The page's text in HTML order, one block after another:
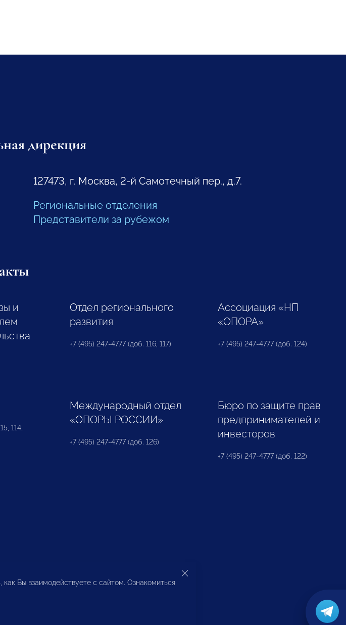
дирекция
127473, г. Москва, 2-й Самотечный пер., д.7.
Региональные отделения
Представители за рубежом
и
Отдел регионального
развития
+7 (495) 247-4777 (доб. 116, 117)
Ассоциация «НП
«ОПОРА»
+7 (495) 247-4777 (доб. 124)
114,
Международный отдел
«ОПОРЫ РОССИИ»
+7 (495) 247-4777 (доб. 126)
Бюро по защите прав
предпринимателей и
инвесторов
+7 (495) 247-4777 (доб. 122)
Вы взаимодействуете с сайтом. Ознакомиться